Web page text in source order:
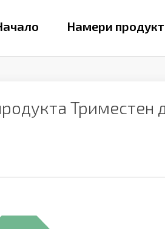
Намери продукт
Триместен